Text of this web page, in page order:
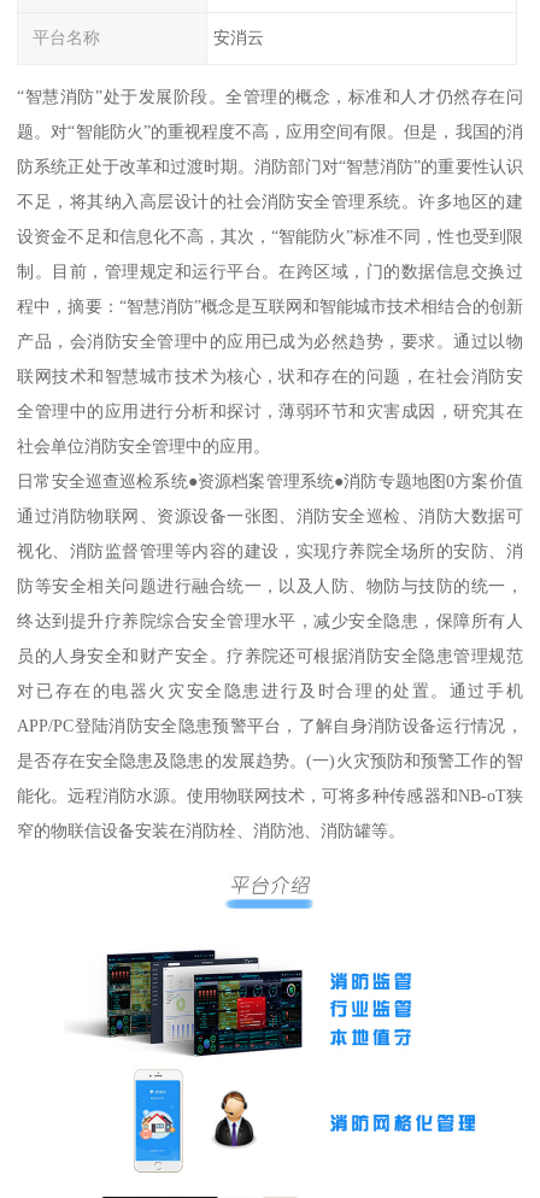
平台名称 安消云
“智慧消防”处于发展阶段。全管理的概念，标准和人才仍然存在问
题。对“智能防火”的重视程度不高，应用空间有限。但是，我国的消
防系统正处于改革和过渡时期。消防部门对“智慧消防”的重要性认识
不足，将其纳入高层设计的社会消防安全管理系统。许多地区的建
设资金不足和信息化不高，其次，“智能防火”标准不同，性也受到限
制。目前，管理规定和运行平台。在跨区域，门的数据信息交换过
程中，摘要：“智慧消防”概念是互联网和智能城市技术相结合的创新
产品，会消防安全管理中的应用已成为必然趋势，要求。通过以物
联网技术和智慧城市技术为核心，状和存在的问题，在社会消防安
全管理中的应用进行分析和探讨，薄弱环节和灾害成因，研究其在
社会单位消防安全管理中的应用。
日常安全巡查巡检系统●资源档案管理系统●消防专题地图0方案价值
通过消防物联网、资源设备一张图、消防安全巡检、消防大数据可
视化、消防监督管理等内容的建设，实现疗养院全场所的安防、消
防等安全相关问题进行融合统一，以及人防、物防与技防的统一，
终达到提升疗养院综合安全管理水平，减少安全隐患，保障所有人
员的人身安全和财产安全。疗养院还可根据消防安全隐患管理规范
对已存在的电器火灾安全隐患进行及时合理的处置。通过手机
APP/PC登陆消防安全隐患预警平台，了解自身消防设备运行情况，
是否存在安全隐患及隐患的发展趋势。(一)火灾预防和预警工作的智
能化。远程消防水源。使用物联网技术，可将多种传感器和NB-oT狭
窄的物联信设备安装在消防栓、消防池、消防罐等。